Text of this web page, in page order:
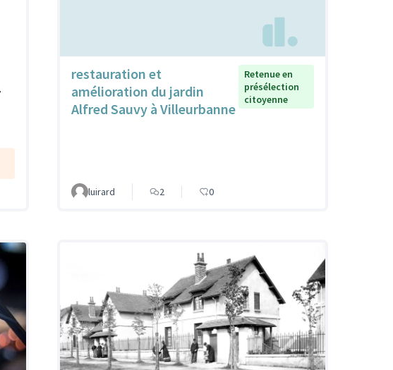
restauration et
amélioration du jardin
Alfred Sauvy à Villeurbanne
Retenue en
présélection
citoyenne
luirard 2 0